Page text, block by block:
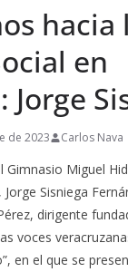
hacia
en
Jorge
de 2023 Carlos Nava
Gimnasio Miguel
Jorge Sisniega
dirigente
voces
en el que se